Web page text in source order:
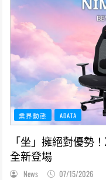
業界動態 ADATA
「坐」擁絕對優勢！
全新登場
News 07/15/2026